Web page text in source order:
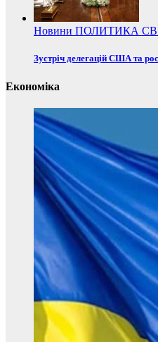
Новини ПОЛИТИКА
Зустріч делегацій США та
Економіка